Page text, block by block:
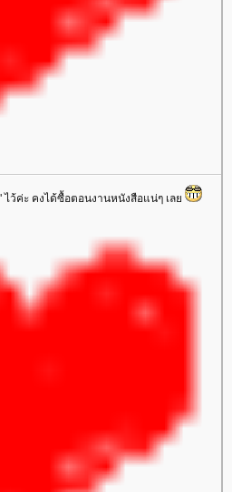
ไว้ค่ะ คงได้ซื้อตอนงานหนังสือแน่ๆ เลย